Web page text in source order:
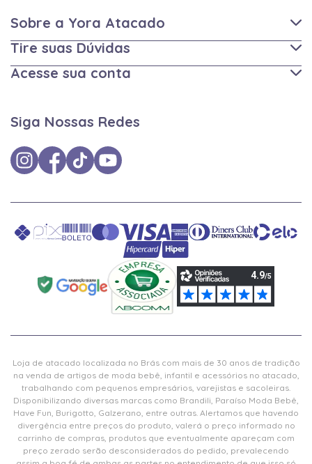
Sobre a Yora Atacado
Tire suas Dúvidas
Acesse sua conta
Siga Nossas Redes
Loja de atacado localizada no Brás com mais de 30 anos de tradição
na venda de artigos de moda bebê, infantil e acessórios no atacado,
trabalhando com pequenos empresários, varejistas e sacoleiras.
Disponibilizando diversas marcas como Brandili, Paraíso Moda Bebê,
Have Fun, Burigotto, Galzerano, entre outras. Alertamos que havendo
divergência entre preços do produto, valerá o preço informado no
carrinho de compras, produtos que eventualmente apareçam com
preço zerado serão desconsiderados do pedido, prevalecendo